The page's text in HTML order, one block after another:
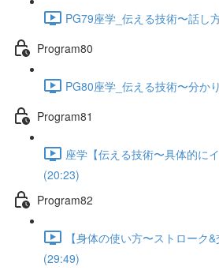
PG79座学_伝える技術〜話し
Program80
PG80座学_伝える技術〜分か
Program81
座学【伝える技術〜具体的に
(20:23)
Program82
【身体の使い方〜ストローク
(29:49)